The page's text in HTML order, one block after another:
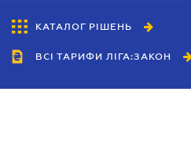
КАТАЛОГ РІШЕНЬ
ВСІ ТАРИФИ ЛІГА:ЗАКОН